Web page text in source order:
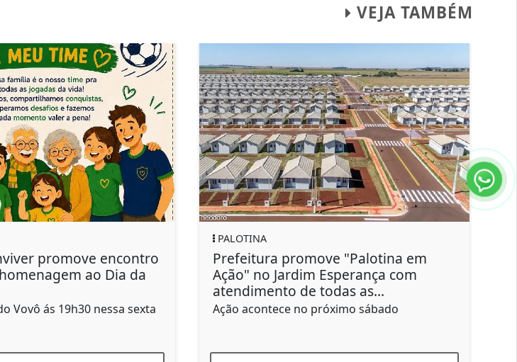
VEJA TAMBÉM
da
sexta
Prefeitura promove "Palotina em
Ação" no Jardim Esperança com
atendimento de todas as...
Ação acontece no próximo sábado
Boletim Informativo
escorpiões
em 2026
31 casos leves foram